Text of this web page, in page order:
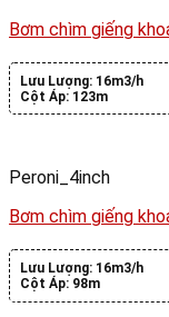
Bơm chìm giếng
Lưu Lượng: 16m3/h
Cột Áp: 123m
Peroni_4inch
Bơm chìm giếng
Lưu Lượng: 16m3/h
Cột Áp: 98m